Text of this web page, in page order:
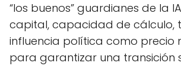
“los buenos” guardianes de la
capital, capacidad de cálculo,
influencia política como precio
para garantizar una transición